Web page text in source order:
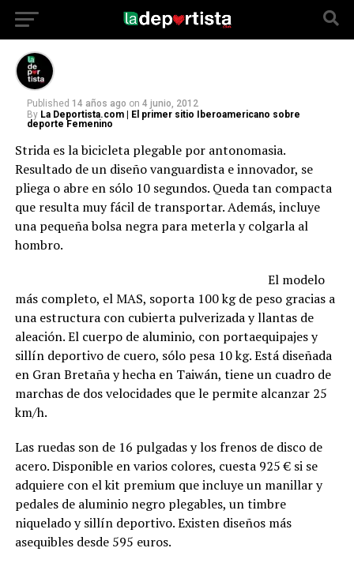
sólo 10 segundos.
Published 14 años ago on 4 junio, 2012
By La Deportista.com | El primer sitio Iberoamericano sobre
deporte Femenino
Strida es la bicicleta plegable por antonomasia.
Resultado de un diseño vanguardista e innovador, se
pliega o abre en sólo 10 segundos. Queda tan compacta
que resulta muy fácil de transportar. Además, incluye
una pequeña bolsa negra para meterla y colgarla al
hombro.
El modelo
más completo, el MAS, soporta 100 kg de peso gracias a
una estructura con cubierta pulverizada y llantas de
aleación. El cuerpo de aluminio, con portaequipajes y
sillín deportivo de cuero, sólo pesa 10 kg. Está diseñada
en Gran Bretaña y hecha en Taiwán, tiene un cuadro de
marchas de dos velocidades que le permite alcanzar 25
km/h.
Las ruedas son de 16 pulgadas y los frenos de disco de
acero. Disponible en varios colores, cuesta 925 € si se
adquiere con el kit premium que incluye un manillar y
pedales de aluminio negro plegables, un timbre
niquelado y sillín deportivo. Existen diseños más
asequibles desde 595 euros.